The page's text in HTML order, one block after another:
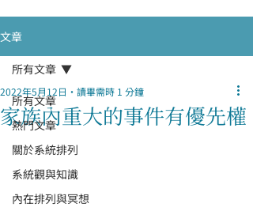
文章
所有文章
熱門文章
關於系統排列
系統觀與知識
內在排列與冥想
所有文章
家族內重大的事件有優先權
2022年5月12日 讀畢需時 1 分鐘